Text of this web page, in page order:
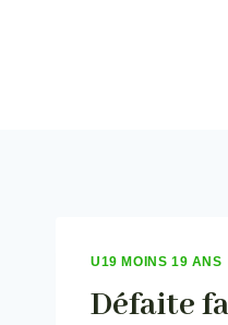
U19 MOINS 19 ANS
Défaite